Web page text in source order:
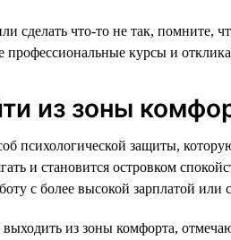
сделать что-то не так,
профессиональные курсы и
из зоны
психологической защиты,
и становится островком
с более высокой зарплатой
из зоны комфорта,